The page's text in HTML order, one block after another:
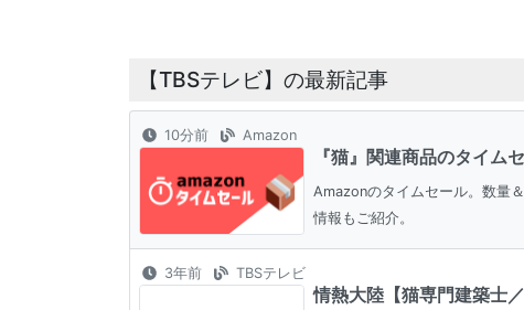
【TBSテレビ】の最新記事
10分前 Amazon
『猫』関連商品のタイム
Amazonのタイムセール。数量
情報もご紹介。
3年前 TBSテレビ
情熱大陸【猫専門建築士